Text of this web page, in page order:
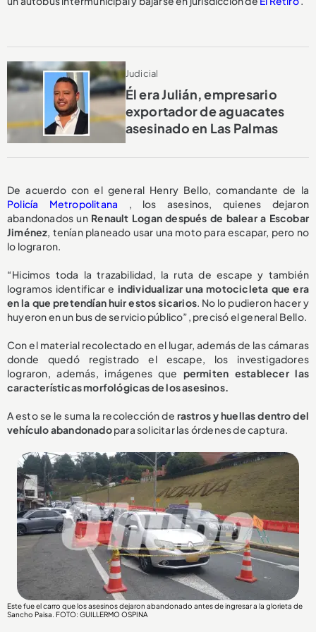
Judicial
Él era Julián, empresario
exportador de aguacates
asesinado en Las Palmas
De acuerdo con el general Henry Bello, comandante de la
Policía Metropolitana , los asesinos, quienes dejaron
abandonados un Renault Logan después de balear a Escobar
Jiménez, tenían planeado usar una moto para escapar, pero no
lo lograron.
“Hicimos toda la trazabilidad, la ruta de escape y también
logramos identificar e individualizar una motocicleta que era
en la que pretendían huir estos sicarios. No lo pudieron hacer y
huyeron en un bus de servicio público”, precisó el general Bello.
Con el material recolectado en el lugar, además de las cámaras
donde quedó registrado el escape, los investigadores
lograron, además, imágenes que permiten establecer las
características morfológicas de los asesinos.
A esto se le suma la recolección de rastros y huellas dentro del
vehículo abandonadopara solicitar las órdenes de captura.
Este fue el carro que los asesinos dejaron abandonado antes de ingresar a la glorieta de
Sancho Paisa. FOTO: GUILLERMO OSPINA